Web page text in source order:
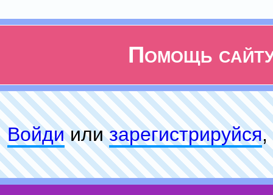
Помощь
Войдиилизарeгиcтpируйся,